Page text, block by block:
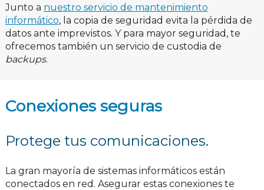
Junto a nuestro servicio de mantenimiento
informático, la copia de seguridad evita la pérdida de
datos ante imprevistos. Y para mayor seguridad, te
ofrecemos también un servicio de custodia de
backups.
Conexiones seguras
Protege tus comunicaciones.
La gran mayoría de sistemas informáticos están
conectados en red. Asegurar estas conexiones te